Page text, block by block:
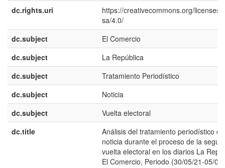
dc.rights.uri
https://creativecommons.org/licenses/
sa/4.0/
dc.subject
El Comercio
dc.subject
La República
dc.subject
Tratamiento Periodístico
dc.subject
Noticia
dc.subject
Vuelta electoral
dc.title
Análisis del tratamiento periodístico
noticia durante el proceso de la
vuelta electoral en los diarios La
El Comercio, Periodo (30/05/21-05/